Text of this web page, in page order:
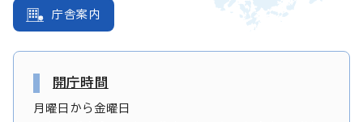
庁舎案内
開庁時間
月曜日から金曜日